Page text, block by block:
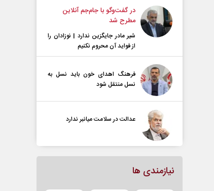
در گفت‌و‌گو با جام‌جم آنلاین
مطرح شد
شیر مادر جایگزین ندارد | نوزادان را
از فواید آن محروم نکنیم
فرهنگ اهدای خون باید نسل به
نسل منتقل شود
عدالت در سلامت میانبر ندارد
نیازمندی ها